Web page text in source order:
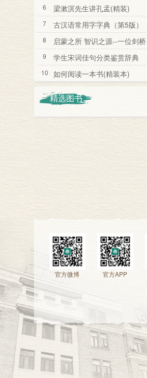
6 梁漱溟先生讲孔孟(精装)
7 古汉语常用字字典（第5版）
8
启蒙之所 智识之源--一位剑桥
教授看剑桥
9 学生宋词佳句分类鉴赏辞典
10 如何阅读一本书(精装本)
精选图书
官方微博 官方APP